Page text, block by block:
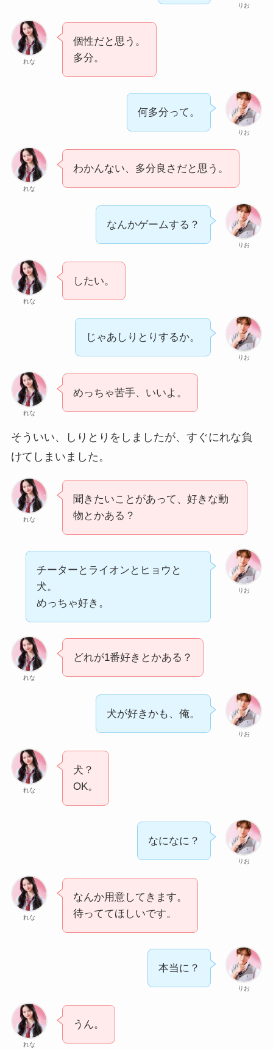
りお
れな
個性だと思う。
多分。
りお
何多分って。
れな
わかんない、多分良さだと思う。
りお
なんかゲームする？
れな
したい。
りお
じゃあしりとりするか。
れな
めっちゃ苦手、いいよ。
そういい、しりとりをしましたが、すぐにれな負
けてしまいました。
れな
聞きたいことがあって、好きな動
物とかある？
りお
チーターとライオンとヒョウと
犬。
めっちゃ好き。
れな
どれが1番好きとかある？
りお
犬が好きかも、俺。
れな
犬？
OK。
りお
なになに？
れな
なんか用意してきます。
待っててほしいです。
りお
本当に？
れな
うん。